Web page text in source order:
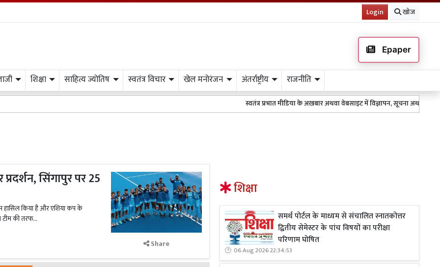
Login खोज
Epaper
शिक्षा साहित्य ज्योतिष स्वतंत्र विचार खेल मनोरंजन अंतर्राष्ट्रीय राजनीति
स्वतंत्र प्रभात मीडिया के अख़बार अथवा वेबसाइट में विज्ञापन, सूचना अथवा किसी
सिंगापुर पर 25
हासिल किया है और एशिया कप के
की तरफ...
Share
शिक्षा
समर्थ पोर्टल के माध्यम से संचालित स्नातकोत्तर
द्वितीय सेमेस्टर के पांच विषयों का परीक्षा
परिणाम घोषित
06 Aug 2026 22:34:53